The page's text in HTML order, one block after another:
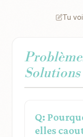
Tu
Solutions
Q:
elles